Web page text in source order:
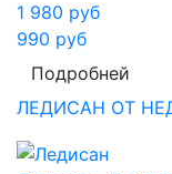
1 980 руб
990 руб
Подробней
ЛЕДИСАН ОТ